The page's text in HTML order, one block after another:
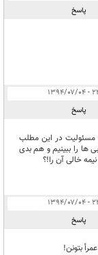
پاسخ
۰۴
پاسخ
مسئوليت در اين مطلب
ها را ببينيم و هم بدى
خالى آن را!؟
۰۴
پاسخ
بتونن!